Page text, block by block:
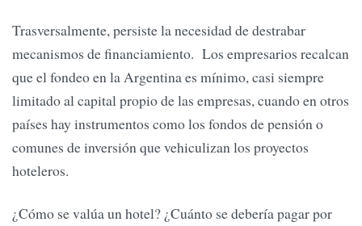
Trasversalmente, persiste la necesidad de destrabar
mecanismos de financiamiento. Los empresarios recalcan
que el fondeo en la Argentina es mínimo, casi siempre
limitado al capital propio de las empresas, cuando en otros
países hay instrumentos como los fondos de pensión o
comunes de inversión que vehiculizan los proyectos
hoteleros.
¿Cómo se valúa un hotel? ¿Cuánto se debería pagar por